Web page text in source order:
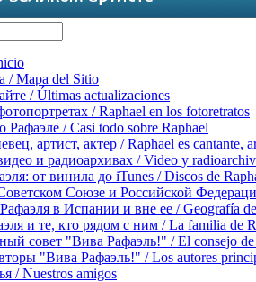
/ Mapa del Sitio
/ Últimas actualizaciones
/ Raphael en los fotoretratos
Рафаэле / Casi todo sobre Raphael
артист, актер / Raphael es cantante,
и радиоархивах / Video y
от винила до iTunes / Discos de
Союзе и Российской
в Испании и вне ее / Geografía
и те, кто рядом с ним / La familia de
совет "Вива Рафаэль!" / El consejo
"Вива Рафаэль!" / Los autores
/ Nuestros amigos